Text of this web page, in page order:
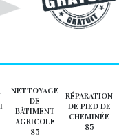
NETTOYAGE
DE
BÂTIMENT
AGRICOLE
85
RÉPARATION
DE PIED DE
CHEMINÉE
85